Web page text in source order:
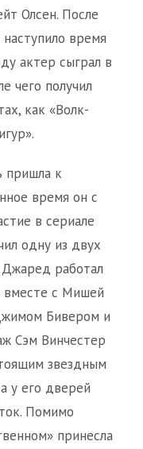
Олсен. После
время
актер сыграл в
чего получил
как «Волк-
пришла к
время он с
в сериале
одну из двух
работал
вместе с Мишей
Бивером и
Сэм Винчестер
звездным
у его дверей
Помимо
принесла